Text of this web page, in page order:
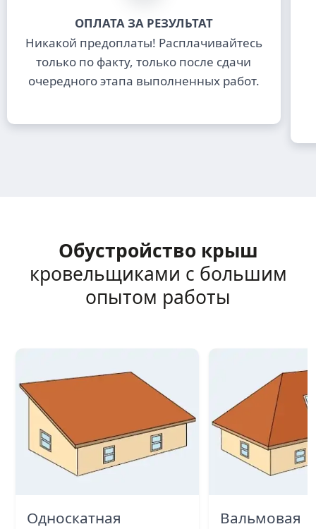
ОПЛАТА ЗА РЕЗУЛЬТАТ
Никакой предоплаты! Расплачивайтесь
только по факту, только после сдачи
очередного этапа выполненных работ.
Обустройство крыш
кровельщиками с большим
опытом работы
Односкатная Вальмовая